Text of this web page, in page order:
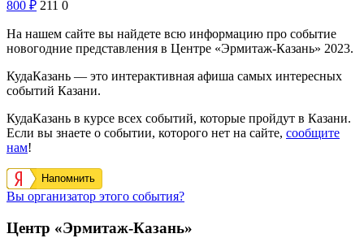
800 ₽ 211 0
На нашем сайте вы найдете всю информацию про событие
новогодние представления в Центре «Эрмитаж-Казань» 2023.
КудаКазань — это интерактивная афиша самых интересных
событий Казани.
КудаКазань в курсе всех событий, которые пройдут в Казани.
Если вы знаете о событии, которого нет на сайте, сообщите
нам!
Напомнить
Вы организатор этого события?
Центр «Эрмитаж-Казань»